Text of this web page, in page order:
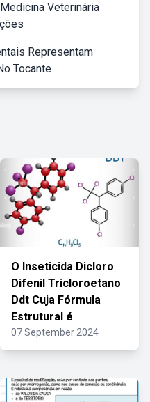
Veterinária
Representam
Tocante
O Inseticida Dicloro
Difenil Tricloroetano
Ddt Cuja Fórmula
Estrutural é
07 September 2024